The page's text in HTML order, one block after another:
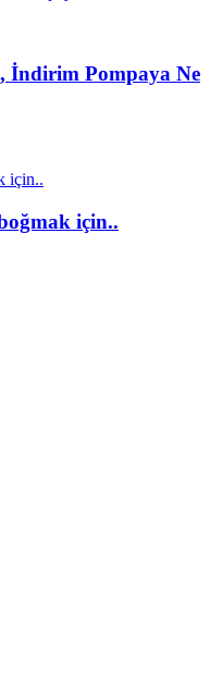
İndirim Pompaya Ne
için..